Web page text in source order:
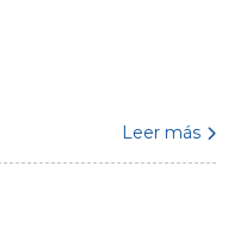
Leer más